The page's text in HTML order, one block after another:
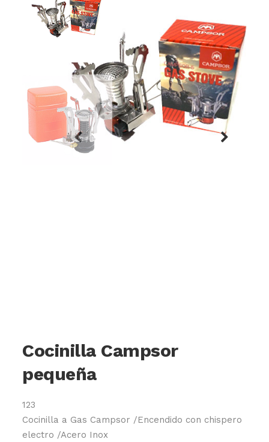
Previous Next
Cocinilla Campsor
pequeña
123
Cocinilla a Gas Campsor /Encendido con chispero
electro /Acero Inox